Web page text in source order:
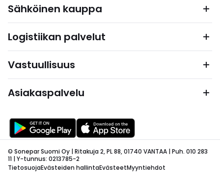
Sähköinen kauppa
Logistiikan palvelut
Vastuullisuus
Asiakaspalvelu
© Sonepar Suomi Oy | Ritakuja 2, PL 88, 01740 VANTAA | Puh. 010 283
11 | Y-tunnus: 0213785-2
TietosuojaEvästeiden hallintaEvästeetMyyntiehdot